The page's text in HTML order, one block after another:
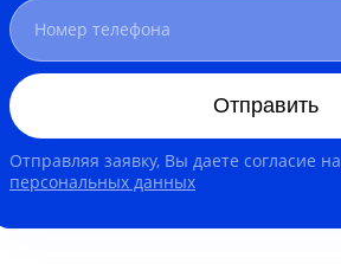
Отправить
Отправляя заявку, Вы даете согласие на
персональных данных